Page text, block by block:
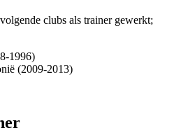
clubs als trainer gewerkt;
1996)
(2009-2013)